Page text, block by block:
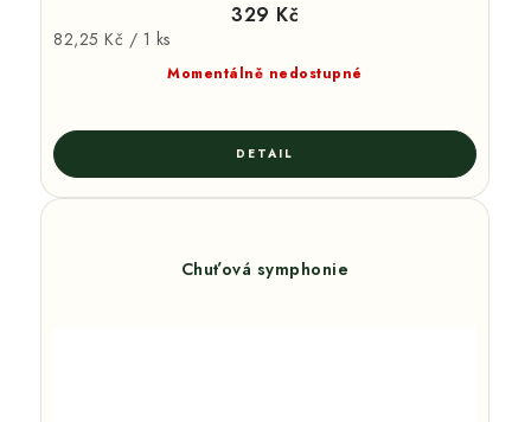
Momentálně nedostupné
329 Kč
Měrná
82,25 Kč / 1 ks
Chuťová symphonie